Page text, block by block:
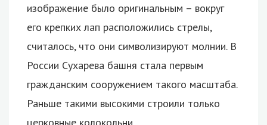
изображение было оригинальным – вокруг
его крепких лап расположились стрелы,
считалось, что они символизируют молнии. В
России Сухарева башня стала первым
гражданским сооружением такого масштаба.
Раньше такими высокими строили только
церковные колокольни.